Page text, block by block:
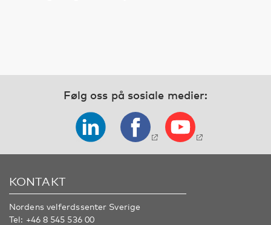
Følg oss på sosiale medier:
KONTAKT
Nordens velferdssenter Sverige
Tel: +46 8 545 536 00